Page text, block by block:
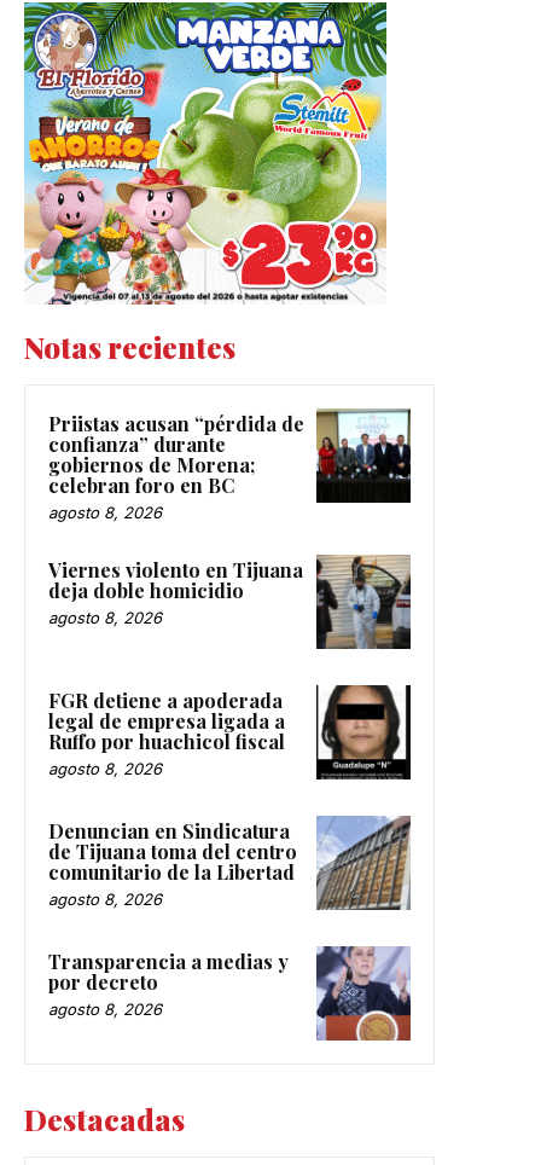
Notas recientes
Priistas acusan “pérdida de
confianza” durante
gobiernos de Morena;
celebran foro en BC
agosto 8, 2026
Viernes violento en Tijuana
deja doble homicidio
agosto 8, 2026
FGR detiene a apoderada
legal de empresa ligada a
Ruffo por huachicol fiscal
agosto 8, 2026
Denuncian en Sindicatura
de Tijuana toma del centro
comunitario de la Libertad
agosto 8, 2026
Transparencia a medias y
por decreto
agosto 8, 2026
Destacadas